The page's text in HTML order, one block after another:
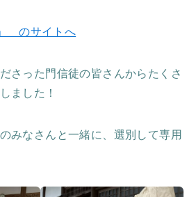
のサイトへ
さった門信徒の皆さんからたくさ
ました！
みなさんと一緒に、選別して専用